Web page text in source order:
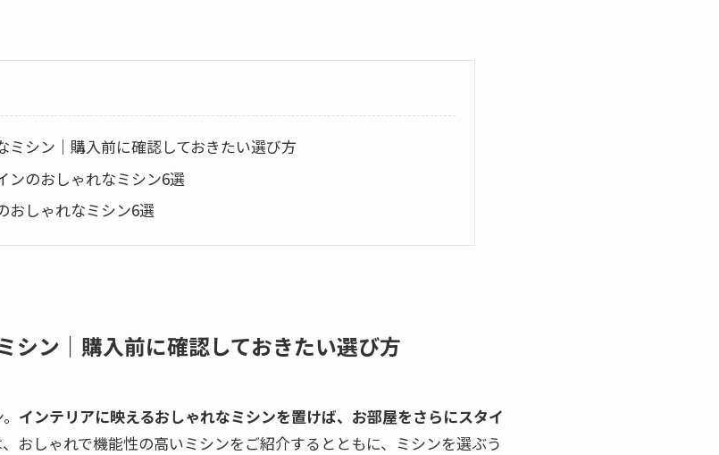
ミシン｜購入前に確認しておきたい選び方
ンのおしゃれなミシン6選
おしゃれなミシン6選
シン｜購入前に確認しておきたい選び方
インテリアに映えるおしゃれなミシンを置けば、お部屋をさらにスタイ
おしゃれで機能性の高いミシンをご紹介するとともに、ミシンを選ぶう